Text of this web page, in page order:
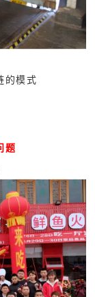
的模式
题